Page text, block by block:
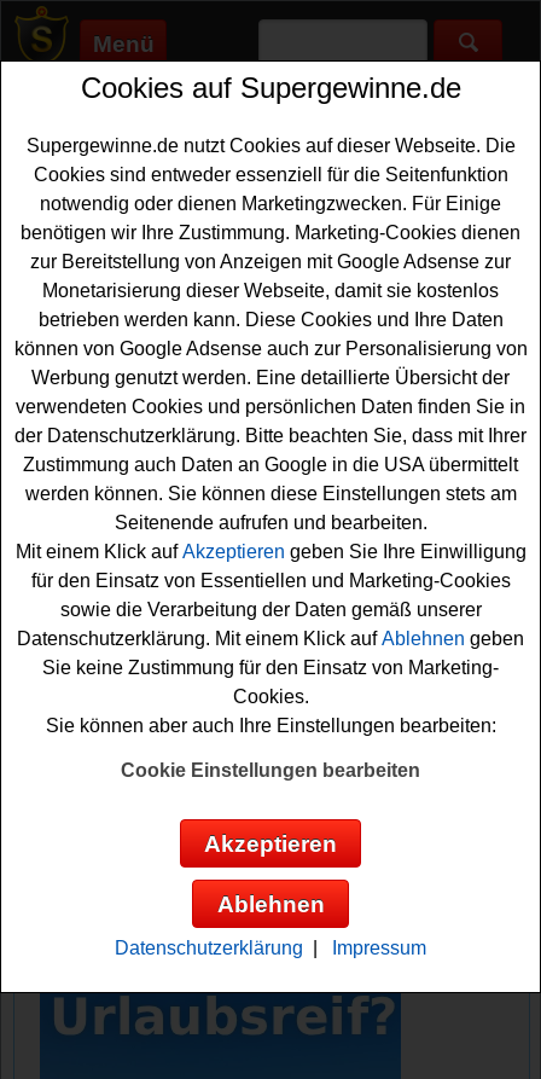
Menü
Supergewinne.de>Gewinnspiele>Freikarten Gewinnspiele
Anzeige:
Anzeige:
Grazia Magazin Gewinnspiel -
Lascana Secret Garden
Gästelistenplatz gewinnen
Wer gern einen tollen Gästelistenplatz gewinnen möchte,
sollte bei diesem kostenlosen Gewinnspiel des Grazia
Magazins mitmachen. Grazia verlost 2x2
Gästelistenplätze für den Lascana Secret Garden in
Hamburg - und mit etwas Glück können Sie diese
Freikarten gewinnen. Falls Sie bei dem Grazia
Gewinnspiel kostenlos mitmachen möchten, müssen Sie
kurz das kleine Formular ausfüllen und können sich
damit schon Ihre Gewinnchance sichern. Vielleicht
haben Sie ja Glück und können einen begehrten
Gästelistenplatz gewinnen? Viel Erfolg!
Grazia Magazin verlost 2x2
Anzeige:
Cookies auf Supergewinne.de
Supergewinne.de nutzt Cookies auf dieser Webseite. Die
Cookies sind entweder essenziell für die Seitenfunktion
notwendig oder dienen Marketingzwecken. Für Einige
benötigen wir Ihre Zustimmung. Marketing-Cookies dienen
zur Bereitstellung von Anzeigen mit Google Adsense zur
Monetarisierung dieser Webseite, damit sie kostenlos
betrieben werden kann. Diese Cookies und Ihre Daten
können von Google Adsense auch zur Personalisierung von
Werbung genutzt werden. Eine detaillierte Übersicht der
verwendeten Cookies und persönlichen Daten finden Sie in
der Datenschutzerklärung. Bitte beachten Sie, dass mit Ihrer
Zustimmung auch Daten an Google in die USA übermittelt
werden können. Sie können diese Einstellungen stets am
Seitenende aufrufen und bearbeiten.
Mit einem Klick aufAkzeptieren geben Sie Ihre Einwilligung
für den Einsatz von Essentiellen und Marketing-Cookies
sowie die Verarbeitung der Daten gemäß unserer
Datenschutzerklärung. Mit einem Klick aufAblehnen geben
Sie keine Zustimmung für den Einsatz von Marketing-
Cookies.
Sie können aber auch Ihre Einstellungen bearbeiten:
Cookie Einstellungen bearbeiten
Akzeptieren
Ablehnen
Datenschutzerklärung Impressum